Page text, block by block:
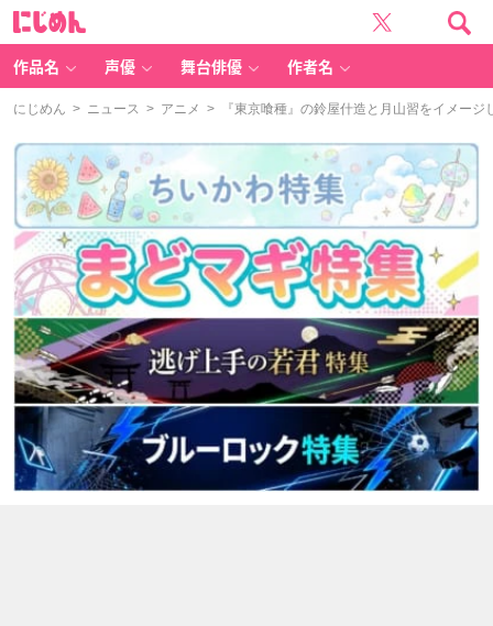
作品名 声優 舞台俳優 作者名
にじめん > ニュース > アニメ > 『東京喰種』の鈴屋什造と月山習をイメージ